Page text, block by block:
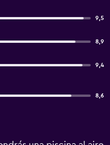
9,5
8,9
9,4
8,6